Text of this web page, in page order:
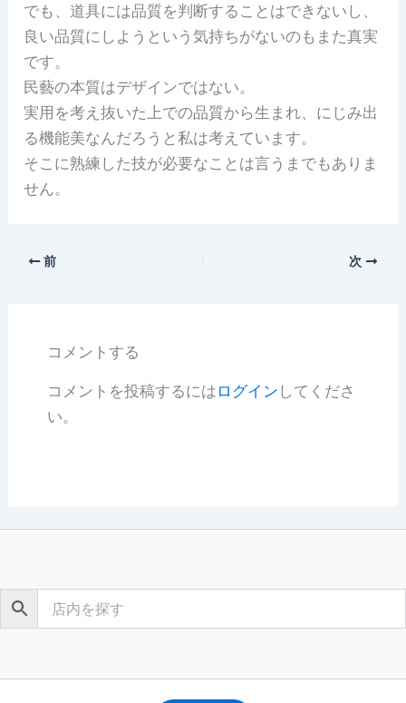
でも、道具には品質を判断することはできないし、
良い品質にしようという気持ちがないのもまた真実
です。
民藝の本質はデザインではない。
実用を考え抜いた上での品質から生まれ、にじみ出
る機能美なんだろうと私は考えています。
そこに熟練した技が必要なことは言うまでもありま
せん。
前 次
コメントする
コメントを投稿するには ログイン してくださ
い。